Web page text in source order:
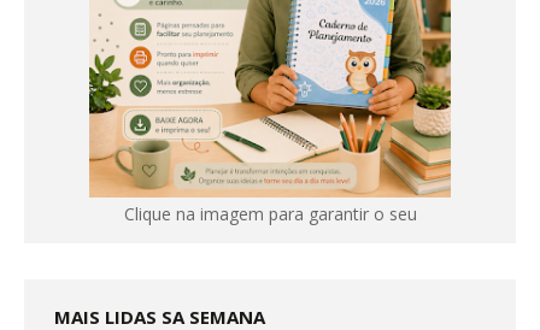
Clique na imagem para garantir o seu
MAIS LIDAS SA SEMANA